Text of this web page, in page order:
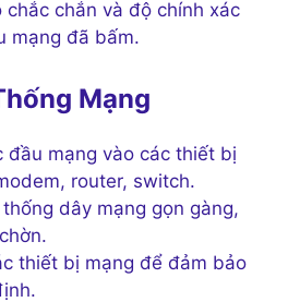
chắc chắn và độ chính xác
mạng đã bấm.
Mạng
đầu mạng vào các thiết bị
router, switch.
dây mạng gọn gàng,
thiết bị mạng để đảm bảo